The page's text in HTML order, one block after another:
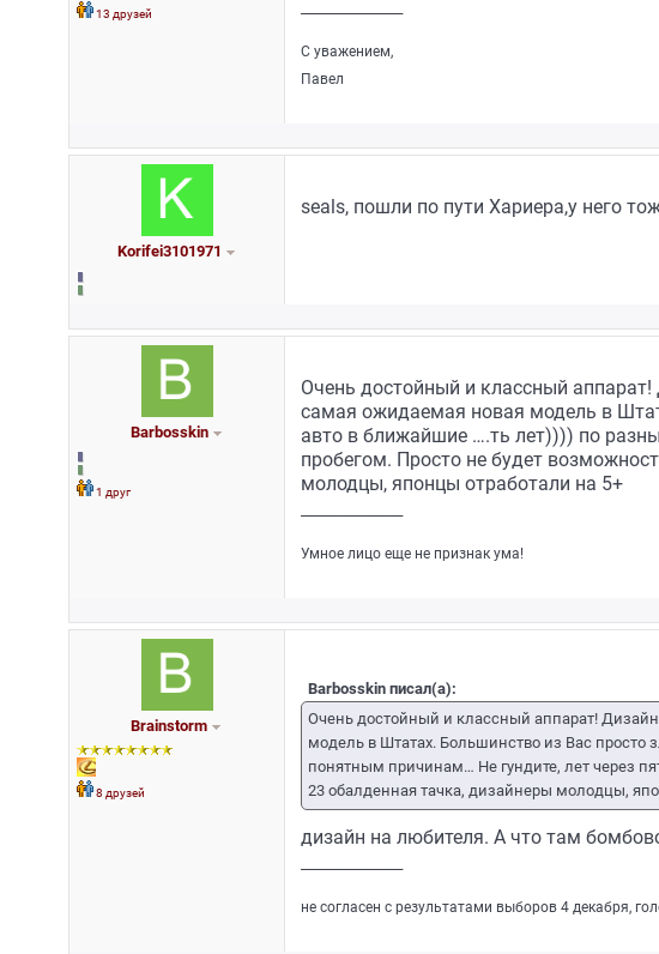
13 друзей
С уважением,
Павел
Korifei3101971
seals, пошли по пути Хариера,у него
Barbosskin
1 друг
Очень достойный и классный
самая ожидаемая новая модель в
авто в ближайшие ….ть лет)))) по
пробегом. Просто не будет
молодцы, японцы отработали на 5+
Умное лицо еще не признак ума!
Brainstorm
8 друзей
Barbosskin писал(а):
Очень достойный и классный аппарат!
модель в Штатах. Большинство из Вас просто
понятным причинам… Не гундите, лет через
23 обалденная тачка, дизайнеры молодцы,
дизайн на любителя. А что там
не согласен с результатами выборов 4 декабря,